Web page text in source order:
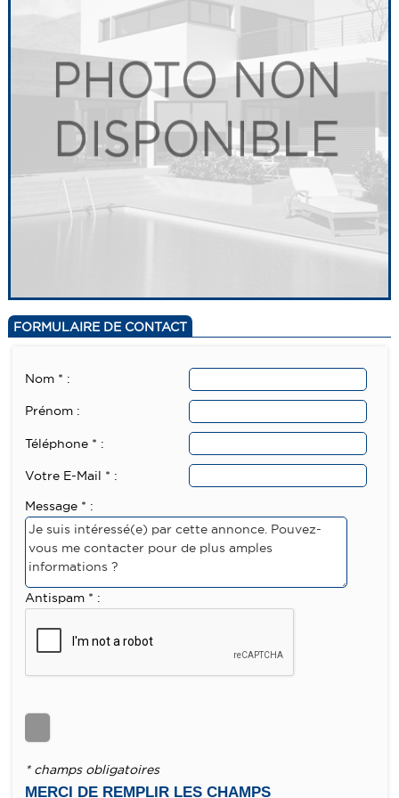
FORMULAIRE DE CONTACT
Nom * :
Prénom :
Téléphone * :
Votre E-Mail * :
Message * :
Antispam * :
* champs obligatoires
MERCI DE REMPLIR LES CHAMPS